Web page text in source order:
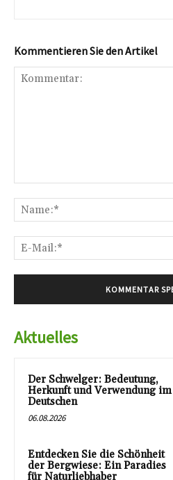
Kommentieren Sie den Artikel
Aktuelles
Der Schwelger: Bedeutung,
Herkunft und Verwendung im
Deutschen
06.08.2026
Entdecken Sie die Schönheit
der Bergwiese: Ein Paradies
für Naturliebhaber